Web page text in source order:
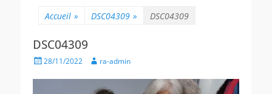
Accueil » DSC04309 » DSC04309
DSC04309
Posted28/11/2022 Authorra-admin